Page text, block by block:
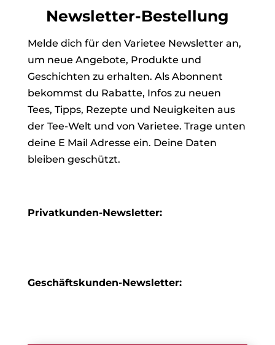
Newsletter-Bestellung
Melde dich für den Varietee Newsletter an,
um neue Angebote, Produkte und
Geschichten zu erhalten. Als Abonnent
bekommst du Rabatte, Infos zu neuen
Tees, Tipps, Rezepte und Neuigkeiten aus
der Tee-Welt und von Varietee. Trage unten
deine E Mail Adresse ein. Deine Daten
bleiben geschützt.
Privatkunden-Newsletter:
Geschäftskunden-Newsletter: